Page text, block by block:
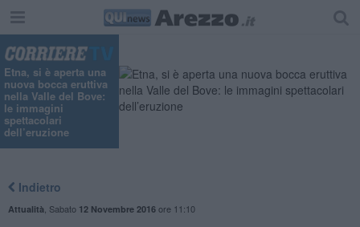
Etna, si è aperta una
nuova bocca eruttiva
nella Valle del Bove:
le immagini
spettacolari
dell’eruzione
Indietro
Attualità Sabato 12 Novembre 2016ore 11:10